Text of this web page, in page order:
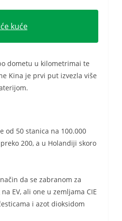
kuće
dometu u kilometrimai te
Kina je prvi put izvezla više
od 50 stanica na 100.000
200, a u Holandiji skoro
da se zabranom za
EV, ali one u zemljama CIE
i azot dioksidom